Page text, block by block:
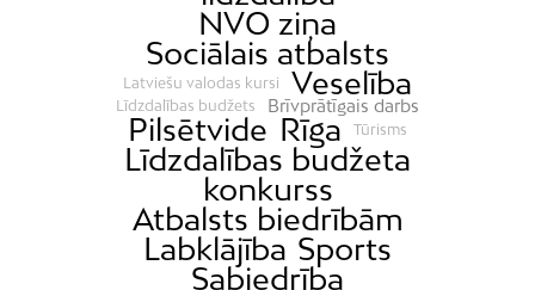
NVO ziņa
Sociālais atbalsts
Latviešu valodas kursi Veselība
Līdzdalības budžets Brīvprātīgais darbs
Pilsētvide Rīga Tūrisms
Līdzdalības budžeta
konkurss
Atbalsts biedrībām
Labklājība Sports
Sabiedrība